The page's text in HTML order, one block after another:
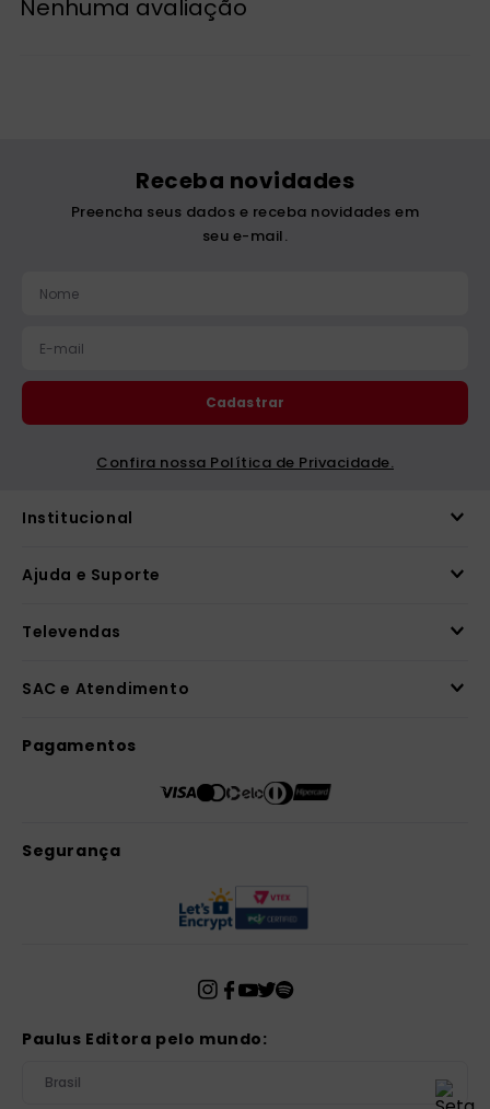
Nenhuma avaliação
Receba novidades
Preencha seus dados e receba novidades em
seu e-mail.
Confira nossa Política de Privacidade.
Cadastrar
Institucional
Ajuda e Suporte
Televendas
SAC e Atendimento
Pagamentos
Segurança
Paulus Editora pelo mundo:
Brasil